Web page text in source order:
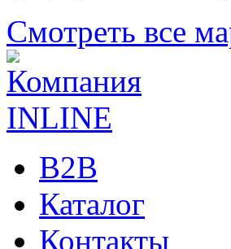
Смотреть все
B2B
Каталог
Контакты